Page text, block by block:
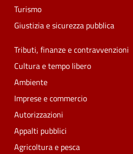
Turismo
Giustizia e sicurezza pubblica
Tributi, finanze e contravvenzioni
Cultura e tempo libero
Ambiente
Imprese e commercio
Autorizzazioni
Appalti pubblici
Agricoltura e pesca